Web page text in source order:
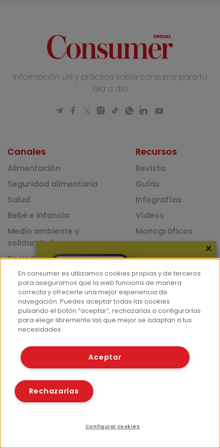
Información útil y práctica sobre consumo para tu
día a día
Canales
Alimentación
Seguridad alimentaria
Salud
Bebé e infancia
Medio ambiente y
solidaridad
Sociedad y consumo
Mascotas
Recursos
Revista
Guías
Infografías
Vídeos
Monográficos
Nuestras Apps
App del Camino de Santiago
×
En consumer.es utilizamos cookies propias y de terceros
para asegurarnos que la web funciona de manera
correcta y ofrecerte una mejor experiencia de
navegación. Puedes aceptar todas las cookies
pulsando el botón “aceptar”, rechazarlas o configurarlas
para elegir libremente las que mejor se adaptan a tus
necesidades.
Aceptar
Rechazarlas
Configurar cookies